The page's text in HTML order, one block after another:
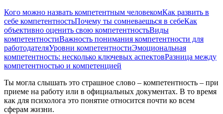
Кого можно назвать компетентным человекомКак развить в
себе компетентностьПочему ты сомневаешься в себеКак
объективно оценить свою компетентностьВиды
компетентностиВажность понимания компетентности для
работодателяУровни компетентностиЭмоциональная
компетентность: несколько ключевых аспектовРазница между
компетентностью и компетенцией
Ты могла слышать это страшное слово – компетентность – при
приеме на работу или в официальных документах. В то время
как для психолога это понятие относится почти ко всем
сферам жизни.